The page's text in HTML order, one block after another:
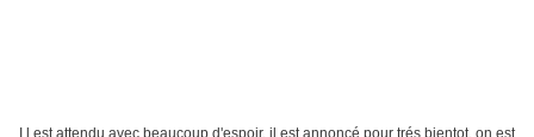
I l est attendu avec beaucoup d'espoir, il est annoncé pour trés bientot, on est